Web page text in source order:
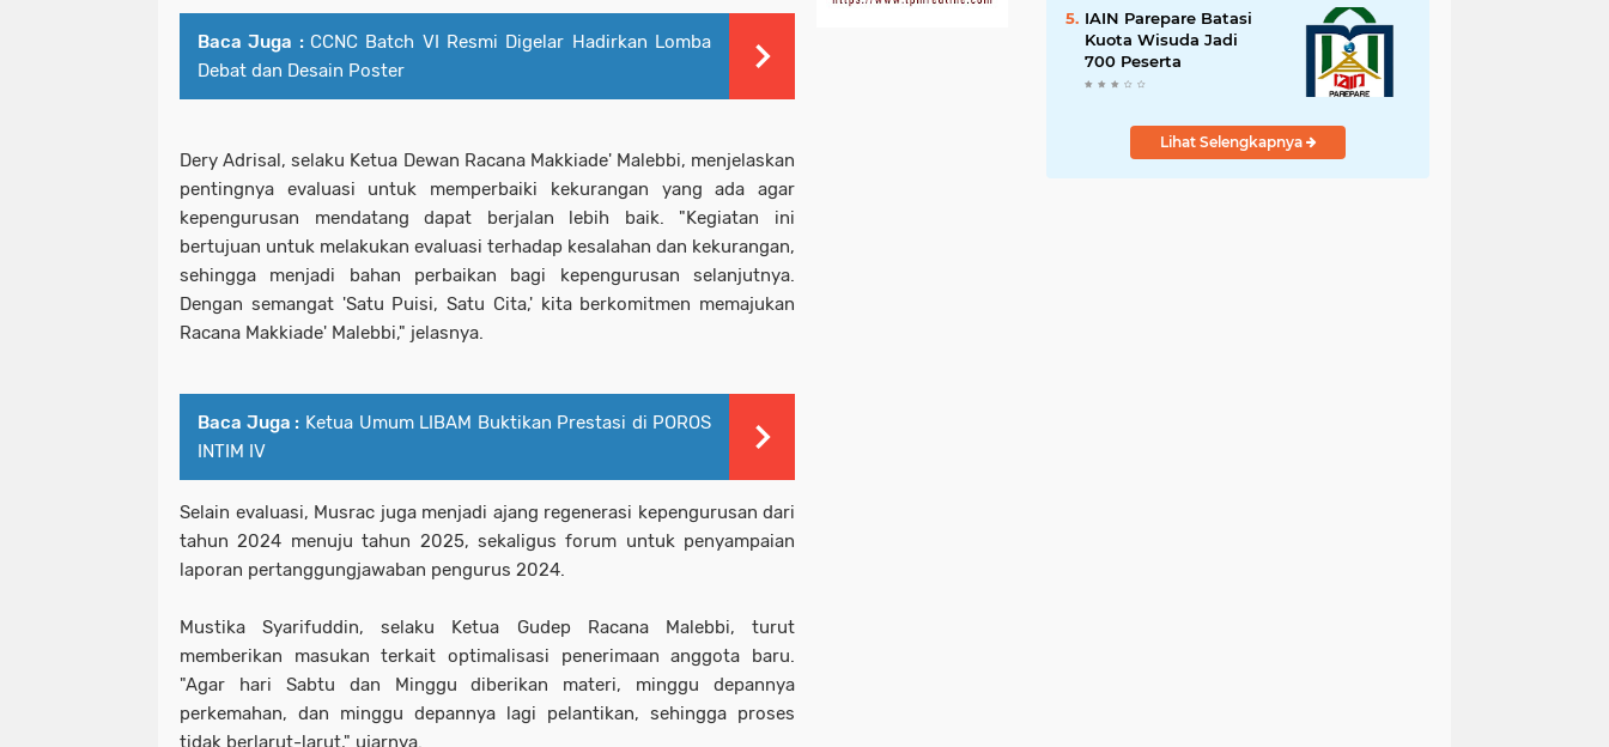
Baca Juga : CCNC Batch VI Resmi Digelar Hadirkan Lomba
Debat dan Desain Poster
Dery Adrisal, selaku Ketua Dewan Racana Makkiade' Malebbi, menjelaskan
pentingnya evaluasi untuk memperbaiki kekurangan yang ada agar
kepengurusan mendatang dapat berjalan lebih baik. "Kegiatan ini
bertujuan untuk melakukan evaluasi terhadap kesalahan dan kekurangan,
sehingga menjadi bahan perbaikan bagi kepengurusan selanjutnya.
Dengan semangat 'Satu Puisi, Satu Cita,' kita berkomitmen memajukan
Racana Makkiade' Malebbi," jelasnya.
Baca Juga : Ketua Umum LIBAM Buktikan Prestasi di POROS
INTIM IV
Selain evaluasi, Musrac juga menjadi ajang regenerasi kepengurusan dari
tahun 2024 menuju tahun 2025, sekaligus forum untuk penyampaian
laporan pertanggungjawaban pengurus 2024.
Mustika Syarifuddin, selaku Ketua Gudep Racana Malebbi, turut
memberikan masukan terkait optimalisasi penerimaan anggota baru.
"Agar hari Sabtu dan Minggu diberikan materi, minggu depannya
perkemahan, dan minggu depannya lagi pelantikan, sehingga proses
tidak berlarut-larut," ujarnya.
IAIN Parepare Batasi
Kuota Wisuda Jadi
700 Peserta
Lihat Selengkapnya